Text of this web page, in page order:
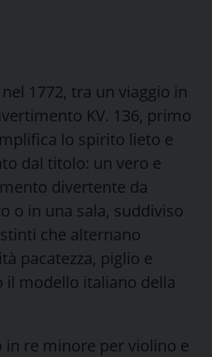
1772, tra un viaggio in
KV. 136, primo
lo spirito lieto e
dal titolo: un vero e
divertente da
o in una sala, suddiviso
che alternano
pacatezza, piglio e
il modello italiano della
in re minore per violino e